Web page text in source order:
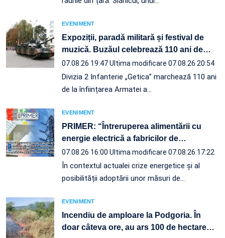
EVENIMENT
Expoziții, paradă militară și festival de
muzică. Buzăul celebrează 110 ani de…
07.08.26 19:47Ultima modificare 07.08.26 20:54
Divizia 2 Infanterie „Getica” marchează 110 ani
de la înființarea Armatei a…
EVENIMENT
PRIMER: “Întreruperea alimentării cu
energie electrică a fabricilor de…
07.08.26 16:00 Ultima modificare 07.08.26 17:22
În contextul actualei crize energetice și al
posibilității adoptării unor măsuri de…
EVENIMENT
Incendiu de amploare la Podgoria. În
doar câteva ore, au ars 100 de hectare…